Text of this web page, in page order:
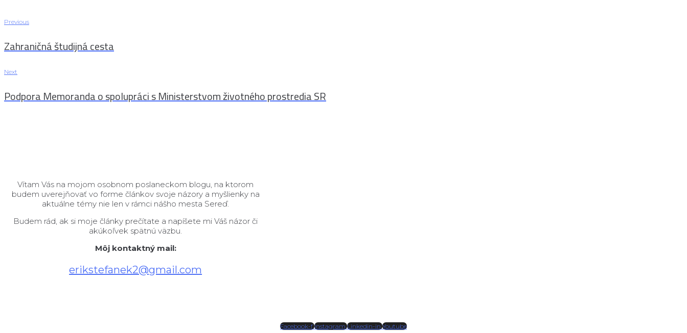
Navigácia
v
článku
Previous
Previous
Zahraničná študijná cesta
Next
Next
Podpora Memoranda o spolupráci s Ministerstvom životného prostredia SR
Vítam Vás na mojom osobnom poslaneckom blogu, na ktorom
budem uverejňovať vo forme článkov svoje názory a myšlienky na
aktuálne témy nie len v rámci nášho mesta Sereď.
Budem rád, ak si moje články prečítate a napíšete mi Váš názor či
akúkoľvek spätnú väzbu.
Môj kontaktný mail:
erikstefanek2@gmail.com
Facebook-f Instagram Linkedin-in Youtube